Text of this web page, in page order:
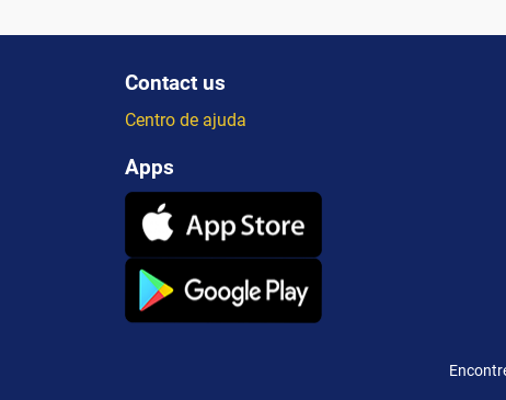
Contact us
Centro de ajuda
Apps